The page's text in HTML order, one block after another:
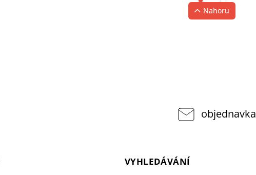
Nahoru
objednavka
VYHLEDÁVÁNÍ